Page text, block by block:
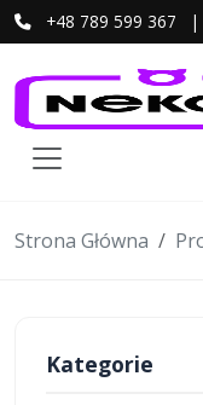
+48 789 599 367 |
Strona Główna
Kategorie